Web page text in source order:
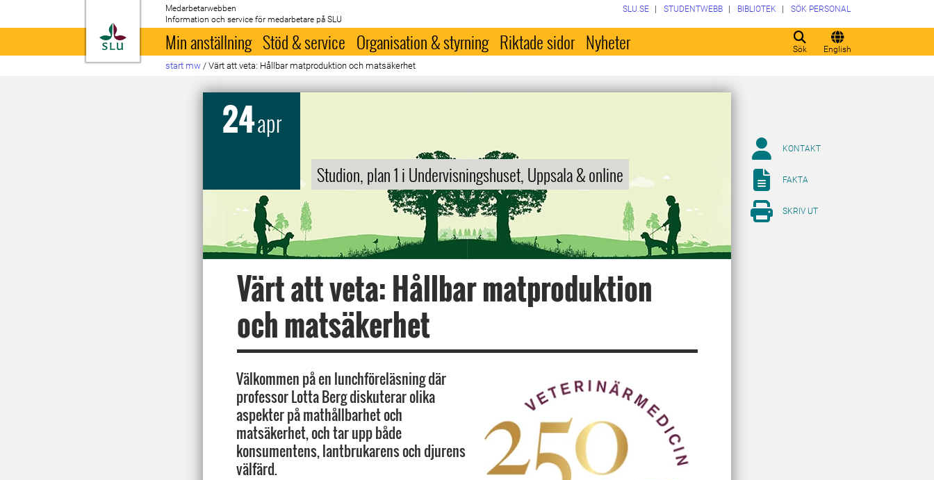
Till startsida
Medarbetarwebben
Information och service för medarbetare på SLU
Sök English
SLU.SE STUDENTWEBB BIBLIOTEK SÖK PERSONAL
Min anställning Stöd & service Organisation & styrning Riktade sidor Nyheter
start mw / Värt att veta: Hållbar matproduktion och matsäkerhet
24apr
Studion, plan 1 i Undervisningshuset, Uppsala & online
Värt att veta: Hållbar matproduktion
och matsäkerhet
Välkommen på en lunchföreläsning där
professor Lotta Berg diskuterar olika
aspekter på mathållbarhet och
matsäkerhet, och tar upp både
konsumentens, lantbrukarens och djurens
välfärd.
KONTAKT
FAKTA
SKRIV UT